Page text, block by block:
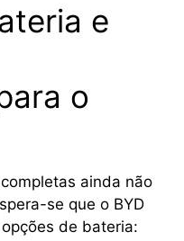
e
o
ainda não
se que o BYD
de bateria: